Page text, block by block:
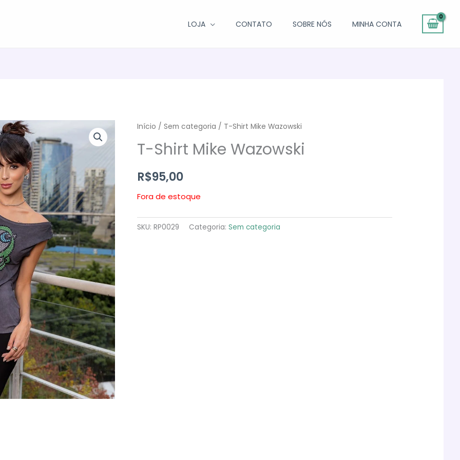
LOJA CONTATO SOBRE NÓS MINHA CONTA
Início /Sem categoria / T-Shirt Mike Wazowski
T-Shirt Mike Wazowski
R$95,00
Fora de estoque
SKU:RP0029 Categoria:Sem categoria